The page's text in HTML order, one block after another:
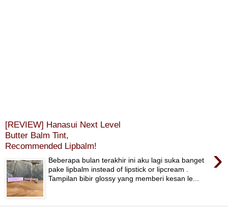
[REVIEW] Hanasui Next Level
Butter Balm Tint,
Recommended Lipbalm!
›
Beberapa bulan terakhir ini aku lagi suka banget
pake lipbalm instead of lipstick or lipcream .
Tampilan bibir glossy yang memberi kesan le...